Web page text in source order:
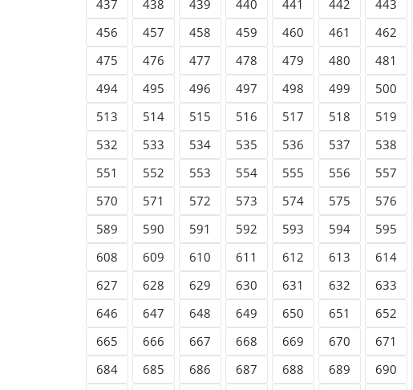
437 438 439 440 441 442 443
456
457 458 459 460 461 462
475
476 477 478 479 480 481
494
495 496 497 498 499 500
513
514 515 516 517 518 519
532
533 534 535 536 537 538
551
552 553 554 555 556 557
570
571 572 573 574 575 576
589
590 591 592 593 594 595
608
609 610 611 612 613 614
627
628 629 630 631 632 633
646
647 648 649 650 651 652
665
666 667 668 669 670 671
684
685 686 687 688 689 690